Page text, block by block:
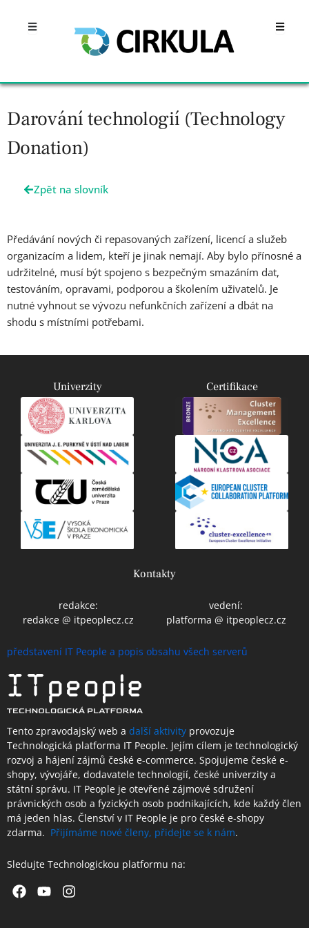
Open Open
Darování technologií (Technology
Donation)
Zpět na slovník
Předávání nových či repasovaných zařízení, licencí a služeb
organizacím a lidem, kteří je jinak nemají. Aby bylo přínosné a
udržitelné, musí být spojeno s bezpečným smazáním dat,
testováním, opravami, podporou a školením uživatelů. Je
nutné vyhnout se vývozu nefunkčních zařízení a dbát na
shodu s místními potřebami.
Univerzity Certifikace
Kontakty
redakce:
redakce @ itpeoplecz.cz
vedení:
platforma @ itpeoplecz.cz
představení IT People a popis obsahu všech serverů
Tento zpravodajský web a další aktivity provozuje
Technologická platforma IT People. Jejím cílem je technologický
rozvoj a hájení zájmů české e-commerce. Spojujeme české e-
shopy, vývojáře, dodavatele technologií, české univerzity a
státní správu. IT People je otevřené zájmové sdružení
právnických osob a fyzických osob podnikajících, kde každý člen
má jeden hlas. Členství v IT People je pro české e-shopy
zdarma. Přijímáme nové členy, přidejte se k nám.
Sledujte Technologickou platformu na:
Facebook
YoutubeInstagram